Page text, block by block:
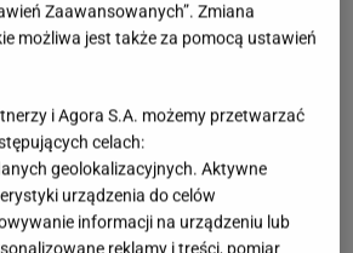
Zaawansowanych”. Zmiana
możliwa jest także za pomocą ustawień
i Agora S.A. możemy przetwarzać
celach:
geolokalizacyjnych. Aktywne
urządzenia do celów
informacji na urządzeniu lub
reklamy i treści, pomiar